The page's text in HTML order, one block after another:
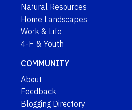
Natural Resources
Home Landscapes
Work & Life
4-H & Youth
COMMUNITY
About
Feedback
Blogging Directory